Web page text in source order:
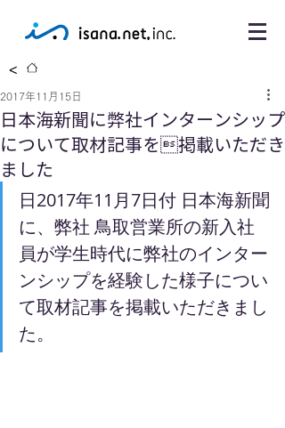
<
日本海新聞に弊社インターンシップ
について取材記事を掲載いただき
ました
2017年11月15日
日2017年11月7日付 日本海新聞
に、弊社 鳥取営業所の新入社
員が学生時代に弊社のインター
ンシップを経験した様子につい
て取材記事を掲載いただきまし
た。